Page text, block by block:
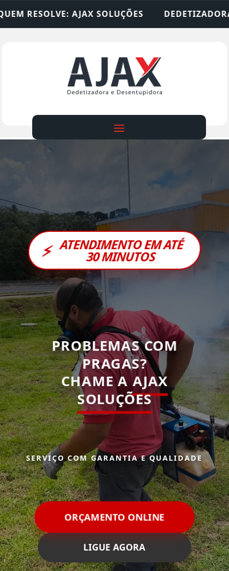
DEDETIZADORA • DESENTUPIDORA
⚡ ATENDIMENTO EM ATÉ
30 MINUTOS
PROBLEMAS COM
PRAGAS?
CHAME AAJAX
SOLUÇÕES
SERVIÇO COM GARANTIA E QUALIDADE
ORÇAMENTO ONLINE
LIGUE AGORA